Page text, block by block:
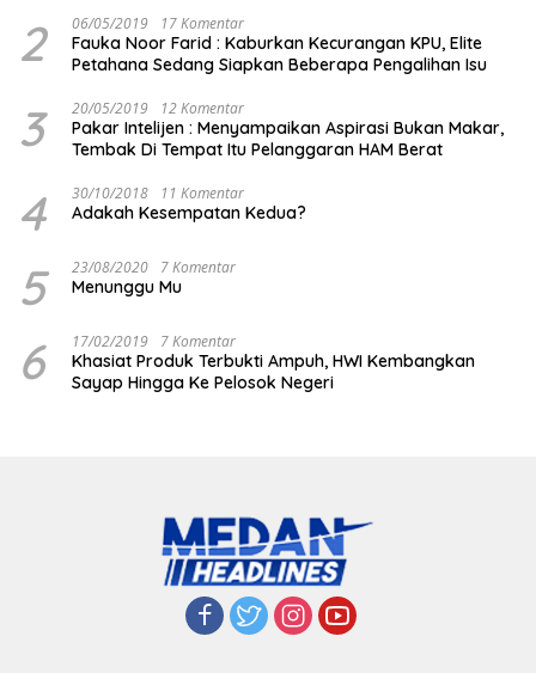
2 06/05/2019 17 Komentar
Fauka Noor Farid : Kaburkan Kecurangan KPU, Elite
Petahana Sedang Siapkan Beberapa Pengalihan Isu
3 20/05/2019 12 Komentar
Pakar Intelijen : Menyampaikan Aspirasi Bukan Makar,
Tembak Di Tempat Itu Pelanggaran HAM Berat
4 30/10/2018 11 Komentar
Adakah Kesempatan Kedua?
5 23/08/2020 7 Komentar
Menunggu Mu
6 17/02/2019 7 Komentar
Khasiat Produk Terbukti Ampuh, HWI Kembangkan
Sayap Hingga Ke Pelosok Negeri